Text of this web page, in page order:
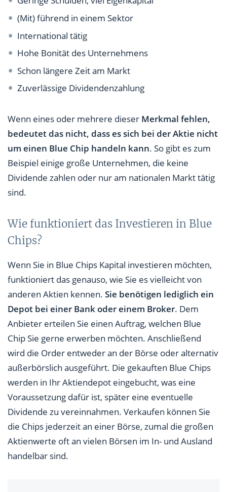
(Mit) führend in einem Sektor
International tätig
Hohe Bonität des Unternehmens
Schon längere Zeit am Markt
Zuverlässige Dividendenzahlung
Wenn eines oder mehrere dieser Merkmal fehlen,
bedeutet das nicht, dass es sich bei der Aktie nicht
um einen Blue Chip handeln kann. So gibt es zum
Beispiel einige große Unternehmen, die keine
Dividende zahlen oder nur am nationalen Markt tätig
sind.
Wie funktioniert das Investieren in Blue
Chips?
Wenn Sie in Blue Chips Kapital investieren möchten,
funktioniert das genauso, wie Sie es vielleicht von
anderen Aktien kennen. Sie benötigen lediglich ein
Depot bei einer Bank oder einem Broker. Dem
Anbieter erteilen Sie einen Auftrag, welchen Blue
Chip Sie gerne erwerben möchten. Anschließend
wird die Order entweder an der Börse oder alternativ
außerbörslich ausgeführt. Die gekauften Blue Chips
werden in Ihr Aktiendepot eingebucht, was eine
Voraussetzung dafür ist, später eine eventuelle
Dividende zu vereinnahmen. Verkaufen können Sie
die Chips jederzeit an einer Börse, zumal die großen
Aktienwerte oft an vielen Börsen im In- und Ausland
handelbar sind.